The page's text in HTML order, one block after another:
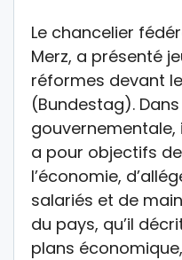
Le chancelier
Merz, a présenté
réformes devant
(Bundestag).
gouvernementale,
a pour objectifs
l’économie,
salariés et de
du pays, qu’il
plans